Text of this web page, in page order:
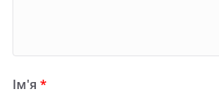
Ім'я *